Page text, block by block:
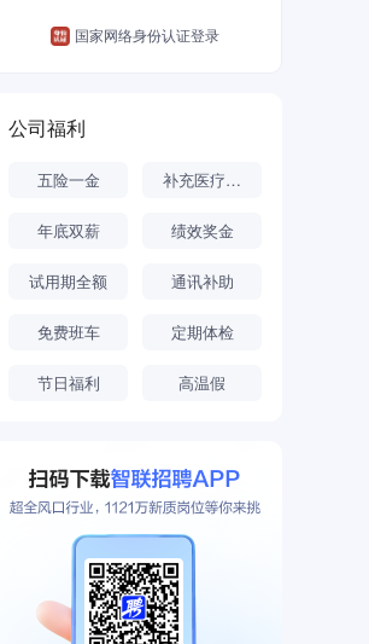
国家网络身份认证登录
公司福利
五险一金 补充医疗保险
年底双薪 绩效奖金
试用期全额 通讯补助
免费班车 定期体检
节日福利 高温假